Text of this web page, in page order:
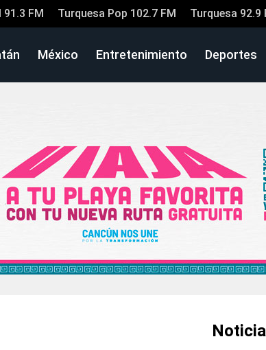
91.3 FM Turquesa Pop 102.7 FM Turquesa 92.9
México Entretenimiento Deportes